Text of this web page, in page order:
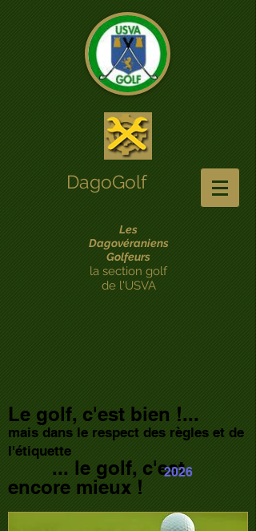
DagoGolf
Les
Dagovéraniens
Golfeurs
la section golf
de l'USVA
Le golf, c'est bien !...
mais dans le respect des règles et de
l'étiquette
... le golf, c'est
encore mieux !
2026